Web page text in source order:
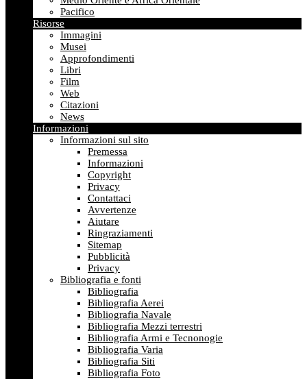
Pacifico
Risorse
Immagini
Musei
Approfondimenti
Libri
Film
Web
Citazioni
News
Informazioni
Informazioni sul sito
Premessa
Informazioni
Copyright
Privacy
Contattaci
Avvertenze
Aiutare
Ringraziamenti
Sitemap
Pubblicità
Privacy
Bibliografia e fonti
Bibliografia
Bibliografia Aerei
Bibliografia Navale
Bibliografia Mezzi terrestri
Bibliografia Armi e Tecnonogie
Bibliografia Varia
Bibliografia Siti
Bibliografia Foto